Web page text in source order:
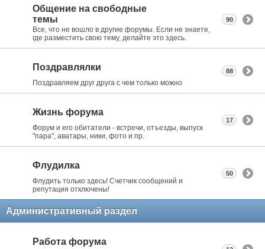
Общение на свободные
темы
Все, что не вошло в другие форумы. Если не знаете,
где разместить свою тему, делайте это здесь.
90
Поздравлялки
Поздравляем друг друга с чем только можно
88
Жизнь форума
Форум и его обитатели - встречи, отъезды, выпуск
"пара", аватары, ники, фото и пр.
17
Флудилка
Флудить только здесь! Счетчик сообщений и
репутация отключены!
50
Административный раздел
Работа форума